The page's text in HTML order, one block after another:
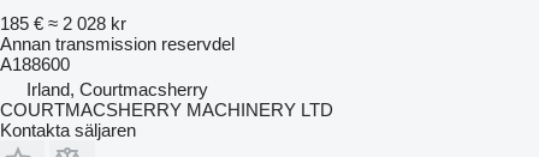
185 € ≈ 2 028 kr
Annan transmission reservdel
A188600
Irland, Courtmacsherry
COURTMACSHERRY MACHINERY LTD
Kontakta säljaren